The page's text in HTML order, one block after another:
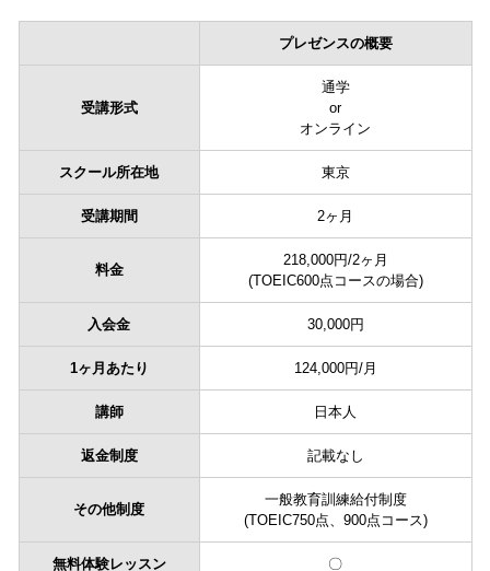
プレゼンスの概要
受講形式
通学
or
オンライン
スクール所在地 東京
受講期間 2ヶ月
料金
218,000円/2ヶ月
(TOEIC600点コースの場合)
入会金 30,000円
1ヶ月あたり 124,000円/月
講師 日本人
返金制度 記載なし
その他制度
一般教育訓練給付制度
(TOEIC750点、900点コース)
無料体験レッスン 〇